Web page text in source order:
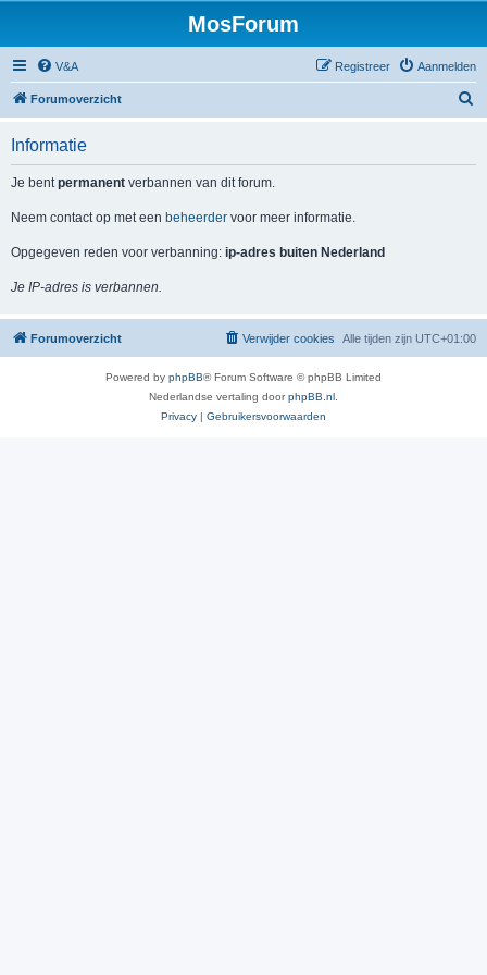
MosForum
V&A Aanmelden
Registreer
Forumoverzicht
Informatie
Je bentpermanent verbannen van dit forum.
Neem contact op met een beheerder voor meer informatie.
Opgegeven reden voor verbanning: ip-adres buiten Nederland
Je IP-adres is verbannen.
Forumoverzicht Alle tijden zijn UTC+01:00
Verwijder cookies
Powered by phpBB® Forum Software © phpBB Limited
Nederlandse vertaling doorphpBB.nl
Privacy | Gebruikersvoorwaarden